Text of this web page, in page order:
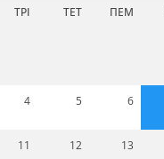
ΤΡΊ ΤΕΤ ΠΈΜ
4 5 6
11 12 13